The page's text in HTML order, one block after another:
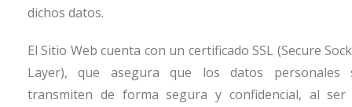
dichos datos.
El Sitio Web cuenta con un certificado SSL (Secure
Layer), que asegura que los datos personales
transmiten de forma segura y confidencial, al ser